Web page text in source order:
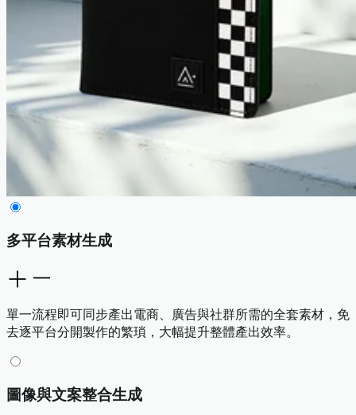
多平台素材生成
單一流程即可同步產出電商、廣告與社群所需的全套素材，免
去逐平台分開製作的繁瑣，大幅提升整體產出效率。
圖像與文案整合生成